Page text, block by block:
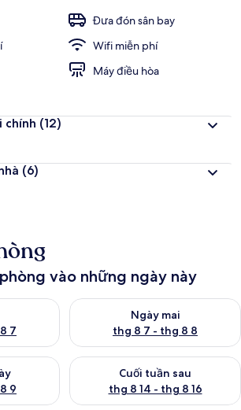
Đưa đón sân bay
Wifi miễn phí
Máy điều hòa
chính (12)
(6)
vào những ngày này
7
tối nay từ thg 8 6 - thg 8 7
Ngày mai
thg 8 7 - thg 8 8
Kiểm tra lượng phòng ngày
9
cuối tuần này từ thg 8 7 - thg 8 9
Cuối tuần sau
thg 8 14 - thg 8 16
Kiểm tra lượng phòng cuối